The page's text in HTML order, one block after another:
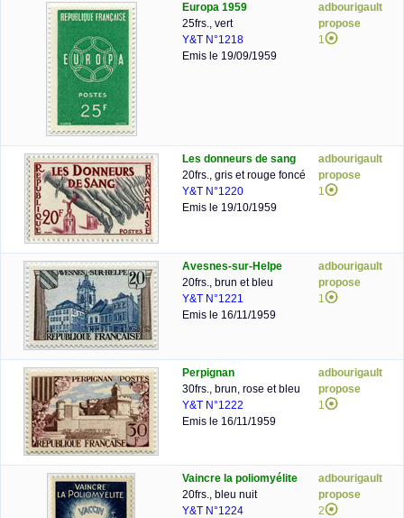
Europa 1959
25frs., vert
Y&T N°1218
Emis le 19/09/1959
adbourigault
propose
1
Les donneurs de sang
20frs., gris et rouge foncé
Y&T N°1220
Emis le 19/10/1959
adbourigault
propose
1
Avesnes-sur-Helpe
20frs., brun et bleu
Y&T N°1221
Emis le 16/11/1959
adbourigault
propose
1
Perpignan
30frs., brun, rose et bleu
Y&T N°1222
Emis le 16/11/1959
adbourigault
propose
1
Vaincre la poliomyélite
20frs., bleu nuit
Y&T N°1224
adbourigault
propose
2